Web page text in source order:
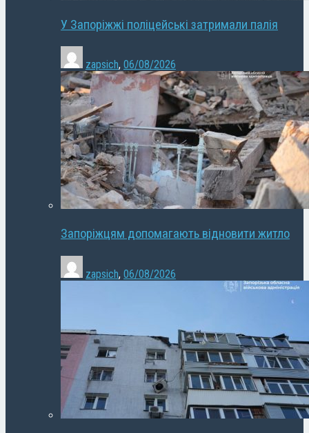
У Запоріжжі поліцейські затримали палія
zapsich, 06/08/2026
Запоріжцям допомагають відновити житло
zapsich, 06/08/2026